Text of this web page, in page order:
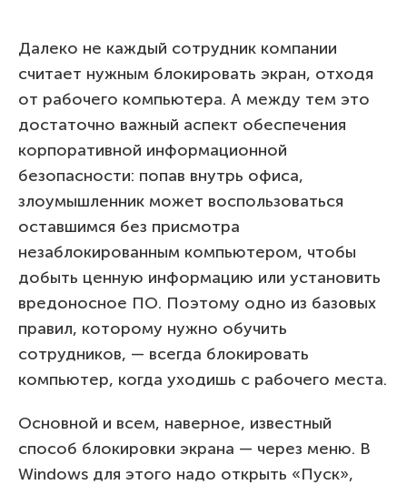
Далеко не каждый сотрудник компании
считает нужным блокировать экран, отходя
от рабочего компьютера. А между тем это
достаточно важный аспект обеспечения
корпоративной информационной
безопасности: попав внутрь офиса,
злоумышленник может воспользоваться
оставшимся без присмотра
незаблокированным компьютером, чтобы
добыть ценную информацию или установить
вредоносное ПО. Поэтому одно из базовых
правил, которому нужно обучить
сотрудников, — всегда блокировать
компьютер, когда уходишь с рабочего места.
Основной и всем, наверное, известный
способ блокировки экрана — через меню. В
Windows для этого надо открыть «Пуск»,